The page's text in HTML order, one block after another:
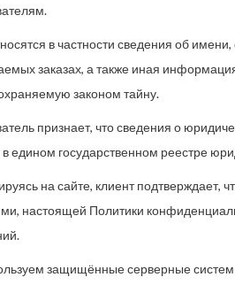
в частности сведения об
заказах, а также иная
законом тайну.
признает, что сведения о
в едином государственном реестре
на сайте, клиент
настоящей Политики
защищённые серверные